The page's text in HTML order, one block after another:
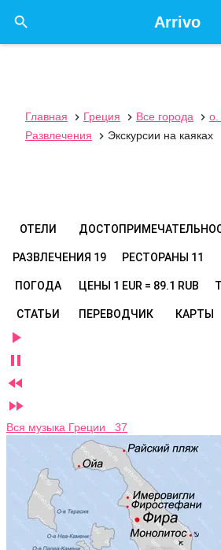
Arrivo

Главная  Греция  Все города  о.
Развлечения
 Экскурсии на каяках
ОТЕЛИ
РАЗВЛЕЧЕНИЯ 19 РЕСТОРАНЫ 11
ПОГОДА ЦЕНЫ 1 EUR = 89.1 RUB
СТАТЬИ ПЕРЕВОДЧИК КАРТЫ




Вся музыка Греции 37